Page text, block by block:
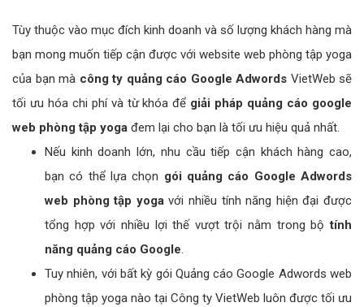
Tùy thuộc vào mục đích kinh doanh và số lượng khách hàng mà
bạn mong muốn tiếp cận được với website web phòng tập yoga
của bạn mà công ty quảng cáo Google Adwords VietWeb sẽ
tối ưu hóa chi phí và từ khóa để giải pháp quảng cáo google
web phòng tập yoga đem lại cho bạn là tối ưu hiệu quả nhất.
Nếu kinh doanh lớn, nhu cầu tiếp cận khách hàng cao,
bạn có thể lựa chọn gói quảng cáo Google Adwords
web phòng tập yogavới nhiều tính năng hiện đại được
tổng hợp với nhiều lợi thế vượt trội nằm trong bộtính
năng quảng cáo Google.
Tuy nhiên, với bất kỳ gói Quảng cáo Google Adwords web
phòng tập yoga nào tại Công ty VietWeb luôn được tối ưu